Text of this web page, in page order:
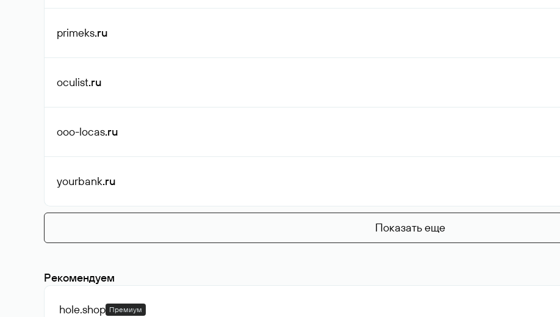
primeks.ru
oculist.ru
ooo-locas.ru
yourbank.ru
Показать еще
Рекомендуем
hole.shop Премиум